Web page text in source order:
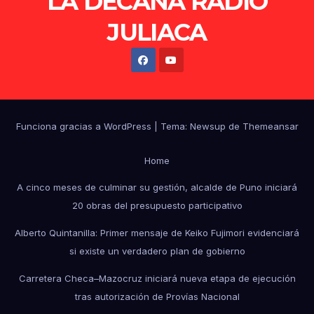
JULIACA
Funciona gracias a WordPress Tema: Newsup de Themeansar
Home
A cinco meses de culminar su gestión, alcalde de Puno iniciará
20 obras del presupuesto participativo
Alberto Quintanilla: Primer mensaje de Keiko Fujimori evidenciará
si existe un verdadero plan de gobierno
Carretera Checa–Mazocruz iniciará nueva etapa de ejecución
tras autorización de Provías Nacional